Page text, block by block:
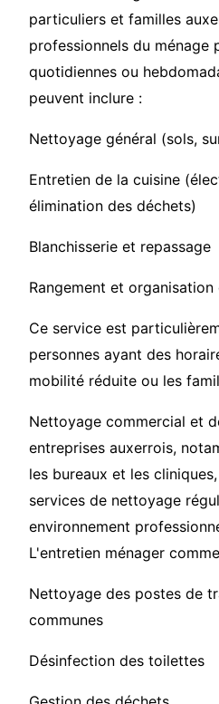
particuliers et familles
professionnels du ménage
quotidiennes ou
peuvent inclure :
Nettoyage général (sols,
Entretien de la cuisine
élimination des déchets)
Blanchisserie et repassage
Rangement et organisation
Ce service est
personnes ayant des
mobilité réduite ou les
Nettoyage commercial et
entreprises auxerrois,
les bureaux et les
services de nettoyage
environnement
L'entretien ménager
Nettoyage des postes de
communes
Désinfection des toilettes